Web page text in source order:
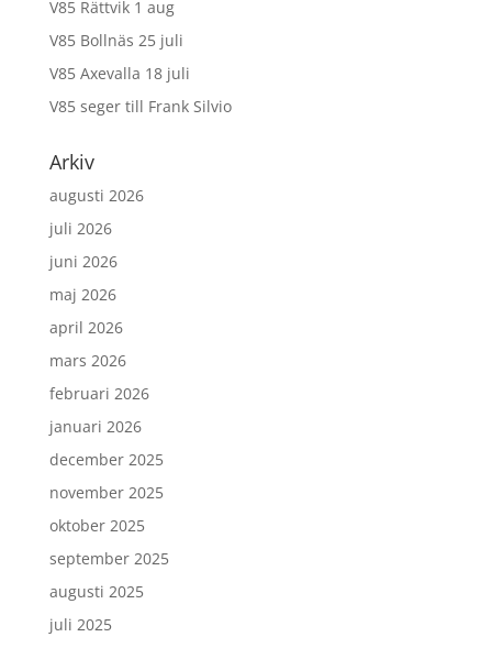
V85 Rättvik 1 aug
V85 Bollnäs 25 juli
V85 Axevalla 18 juli
V85 seger till Frank Silvio
Arkiv
augusti 2026
juli 2026
juni 2026
maj 2026
april 2026
mars 2026
februari 2026
januari 2026
december 2025
november 2025
oktober 2025
september 2025
augusti 2025
juli 2025